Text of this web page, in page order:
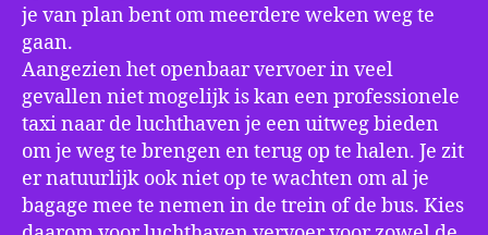
je van plan bent om meerdere weken weg te
gaan.
Aangezien het openbaar vervoer in veel
gevallen niet mogelijk is kan een professionele
taxi naar de luchthaven je een uitweg bieden
om je weg te brengen en terug op te halen. Je zit
er natuurlijk ook niet op te wachten om al je
bagage mee te nemen in de trein of de bus. Kies